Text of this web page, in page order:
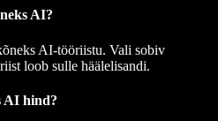
AI?
AI-tööriistu. Vali sobiv
loob sulle häälelisandi.
AI hind?